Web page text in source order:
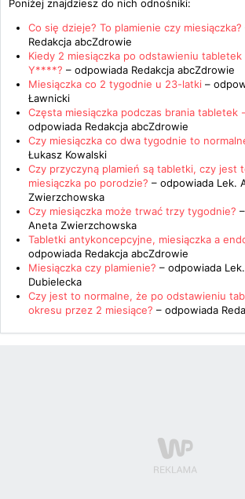
Poniżej znajdziesz do nich odnośniki:
Co się dzieje? To plamienie czy miesiączka?
Redakcja abcZdrowie
Kiedy 2 miesiączka po odstawieniu
Y****? – odpowiada Redakcja abcZdrowie
Miesiączka co 2 tygodnie u 23-latki –
Ławnicki
Częsta miesiączka podczas brania tabletek
odpowiada Redakcja abcZdrowie
Czy miesiączka co dwa tygodnie to
Łukasz Kowalski
Czy przyczyną plamień są tabletki, czy jest
miesiączka po porodzie? – odpowiada Lek.
Zwierzchowska
Czy miesiączka może trwać trzy tygodnie?
Aneta Zwierzchowska
Tabletki antykoncepcyjne, miesiączka a
odpowiada Redakcja abcZdrowie
Miesiączka czy plamienie? – odpowiada
Dubielecka
Czy jest to normalne, że po odstawieniu
okresu przez 2 miesiące? – odpowiada